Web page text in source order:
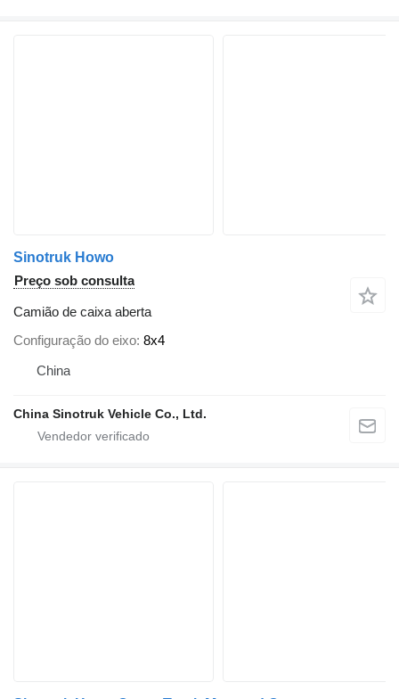
Sinotruk Howo
Preço sob consulta
Camião de caixa aberta
Configuração do eixo 8x4
China
China Sinotruk Vehicle Co., Ltd.